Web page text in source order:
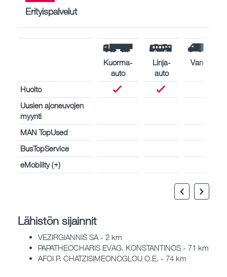
Erityispalvelut
Kuorma-
auto
Linja-
auto
Van
Huolto
Uusien ajoneuvojen
myynti
MAN TopUsed
BusTopService
eMobility (+)
Lähistön sijainnit
VEZIRGIANNIS SA - 2 km
PAPATHEOCHARIS EVAG. KONSTANTINOS - 71 km
AFOI P. CHATZISIMEONOGLOU O.E. - 74 km